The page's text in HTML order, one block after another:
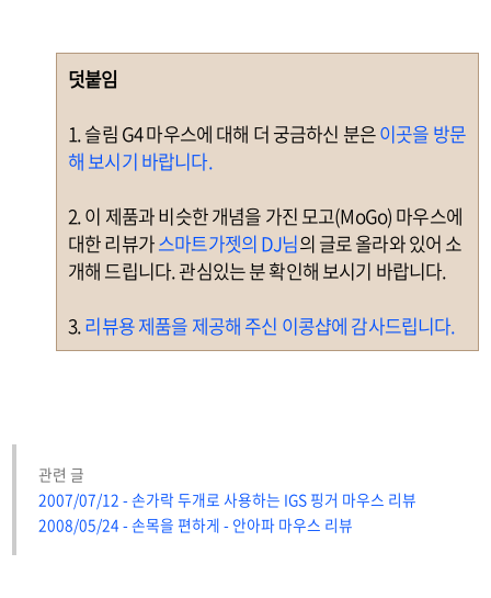
덧붙임
1. 슬림 G4 마우스에 대해 더 궁금하신 분은이곳을 방문
해 보시기 바랍니다.
2. 이 제품과 비슷한 개념을 가진 모고(MoGo) 마우스에
대한 리뷰가스마트가젯의 DJ님의 글로 올라와 있어 소
개해 드립니다. 관심있는 분 확인해 보시기 바랍니다.
3.리뷰용 제품을 제공해 주신 이콩샵에 감사드립니다.
관련 글
2007/07/12 - 손가락 두개로 사용하는 IGS 핑거 마우스 리뷰
2008/05/24 - 손목을 편하게 - 안아파 마우스 리뷰